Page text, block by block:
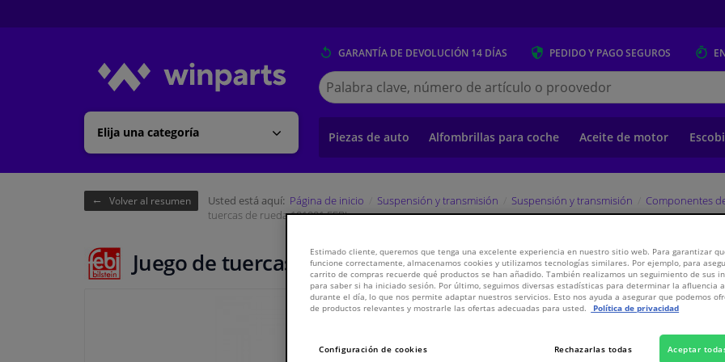
Elija una categoría
GARANTÍA DE DEVOLUCIÓN 14 DÍAS PEDIDO Y PAGOSEGUROS
Buscar
en
Winparts.es
Piezas de auto Alfombrillas para coche Aceite de motor
Volver al resumen Usted está aquí: Página de inicio Suspensión y transmisión Suspensión y transmisión Componentes
tuercas de rueda 101001 FEBI
Juego de tuercas de rueda 101001 FEBI
26,34
Ver
Estimado cliente, queremos que tenga una excelente experiencia en nuestro sitio web. Para garantizar
funcione correctamente, almacenamos cookies y utilizamos tecnologías similares. Por ejemplo, para
carrito de compras recuerde qué productos se han añadido. También realizamos un seguimiento de sus
para saber si ha iniciado sesión. Por último, seguimos diversas estadísticas para determinar la afluencia
durante el día, lo que nos permite adaptar nuestros servicios. Esto nos ayuda a asegurar que podemos
de productos relevantes y mostrarle las ofertas adecuadas para usted.
Política de privacidad
Configuración de cookies Rechazarlas todas Aceptar